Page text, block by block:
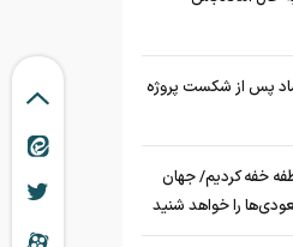
پس از شکست پروژه
خفه کردیم/ جهان
را خواهد شنید